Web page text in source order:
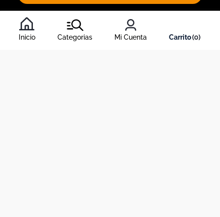
Inicio Categorias Mi Cuenta 0
Al inscribirte al newsletter, aceptas nuestros
condiciones
, y nuestrapolítica de tratamiento de información